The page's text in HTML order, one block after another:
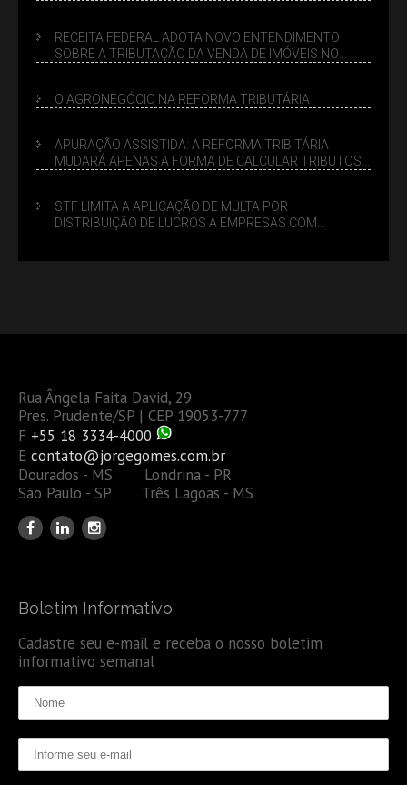
RECEITA FEDERAL ADOTA NOVO ENTENDIMENTO
SOBRE A TRIBUTAÇÃO DA VENDA DE IMÓVEIS NO
O AGRONEGÓCIO NA REFORMA TRIBUTÁRIA
APURAÇÃO ASSISTIDA: A REFORMA TRIBITÁRIA
MUDARÁ APENAS A FORMA DE CALCULAR TRIBUTOS
STF LIMITA A APLICAÇÃO DE MULTA POR
DISTRIBUIÇÃO DE LUCROS A EMPRESAS COM
Rua Ângela Faita David, 29
Pres. Prudente/SP | CEP 19053-777
F +55 18 3334-4000
E contato@jorgegomes.com.br
Dourados - MS Londrina - PR
São Paulo - SP Três Lagoas - MS
Boletim Informativo
Cadastre seu e-mail e receba o nosso boletim
informativo semanal